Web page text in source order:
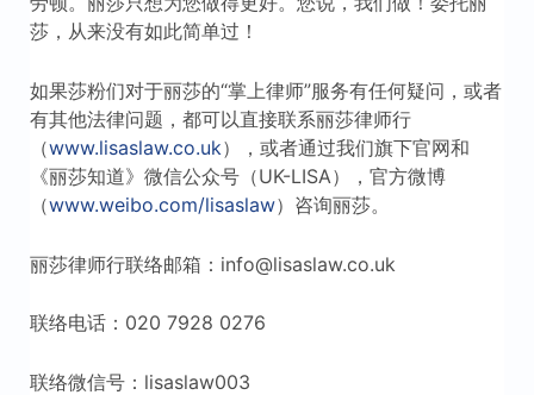
莎，从来没有如此简单过！
如果莎粉们对于丽莎的“掌上律师”服务有任何疑问，或者
有其他法律问题，都可以直接联系丽莎律师行
（www.lisaslaw.co.uk），或者通过我们旗下官网和
《丽莎知道》微信公众号（UK-LISA），官方微博
（www.weibo.com/lisaslaw）咨询丽莎。
丽莎律师行联络邮箱：info@lisaslaw.co.uk
联络电话：020 7928 0276
联络微信号：lisaslaw003